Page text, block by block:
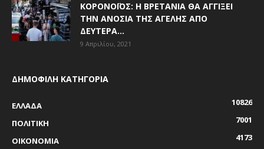
ΚΟΡΟΝΟΪΌΣ: Η ΒΡΕΤΑΝΊΑ ΘΑ ΑΓΓΊΞΕΙ
ΤΗΝ ΑΝΟΣΊΑ ΤΗΣ ΑΓΈΛΗΣ ΑΠΌ
ΔΕΥΤΈΡΑ...
9 Απριλίου, 2021
ΔΗΜΟΦΙΛΗ ΚΑΤΗΓΟΡΙΑ
ΕΛΛΑΔΑ
10826
ΠΟΛΙΤΙΚΗ
7001
ΟΙΚΟΝΟΜΙΑ
4173